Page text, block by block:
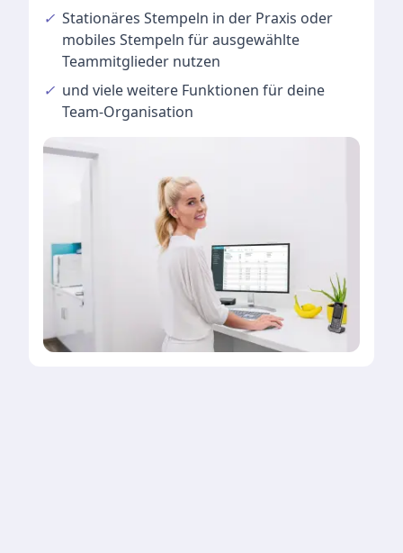
✓ Stationäres Stempeln in der Praxis oder
mobiles Stempeln für ausgewählte
Teammitglieder nutzen
✓ und vieleweitere Funktionen für deine
Team-Organisation